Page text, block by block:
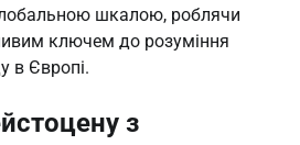
шкалою, роблячи
ключем до розуміння
в Європі.
з